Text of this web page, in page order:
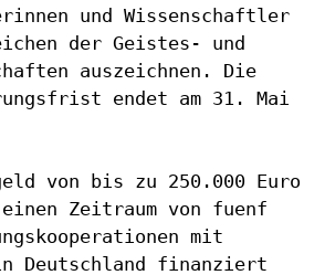
und Wissenschaftler
der Geistes- und
auszeichnen. Die
endet am 31. Mai
von bis zu 250.000 Euro
Zeitraum von fuenf
mit
Deutschland finanziert